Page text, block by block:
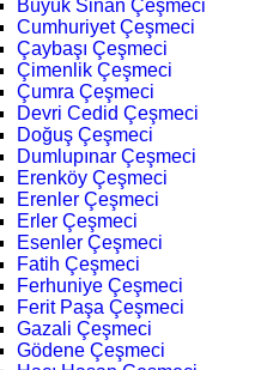
Büyük Sinan Çeşmeci
Cumhuriyet Çeşmeci
Çaybaşı Çeşmeci
Çimenlik Çeşmeci
Çumra Çeşmeci
Devri Cedid Çeşmeci
Doğuş Çeşmeci
Dumlupınar Çeşmeci
Erenköy Çeşmeci
Erenler Çeşmeci
Erler Çeşmeci
Esenler Çeşmeci
Fatih Çeşmeci
Ferhuniye Çeşmeci
Ferit Paşa Çeşmeci
Gazali Çeşmeci
Gödene Çeşmeci